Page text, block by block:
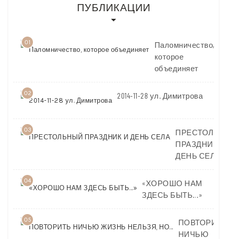
ПУБЛИКАЦИИ
01
Паломничество,
которое
объединяет
02 2014-11-28 ул. Димитрова
03
ПРАЗДНИК И
ДЕНЬ СЕЛА
04
«ХОРОШО НАМ
ЗДЕСЬ БЫТЬ…»
05
ПОВТОРИТЬ
НИЧЬЮ